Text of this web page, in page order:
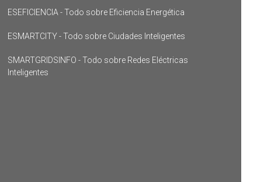
ESEFICIENCIA - Todo sobre Eficiencia Energética
ESMARTCITY - Todo sobre Ciudades Inteligentes
SMARTGRIDSINFO - Todo sobre Redes Eléctricas
Inteligentes